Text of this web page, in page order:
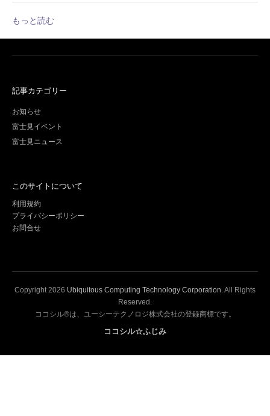
もっと読む
記事カテゴリー
お知らせ
富士見イベント
富士見ニュース
このサイトについて
利用規約
プライバシーポリシー
お問合せ
Copyright2026 Ubiquitous Computing Technology Corporation. All Rights
Reserved.
ココシル®は、ユーシーテクノロジ株式会社の登録商標です。
ココシル☆ふじみ